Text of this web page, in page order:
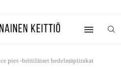
pies -brittiläiset hedelmäpiirakat